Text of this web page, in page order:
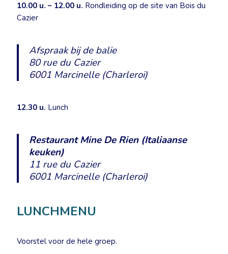
10.00 u. – 12.00 u. Rondleiding op de site van Bois du
Cazier
Afspraak bij de balie
80 rue du Cazier
6001 Marcinelle (Charleroi)
12.30 u. Lunch
Restaurant Mine De Rien (Italiaanse
keuken)
11 rue du Cazier
6001 Marcinelle (Charleroi)
LUNCHMENU
Voorstel voor de hele groep.